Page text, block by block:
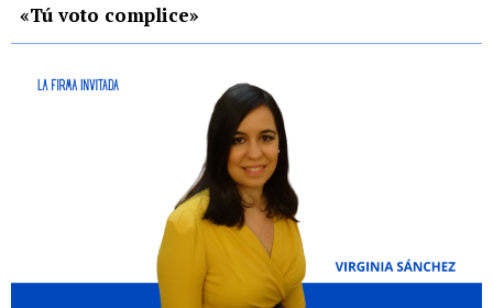
«Tú voto complice»